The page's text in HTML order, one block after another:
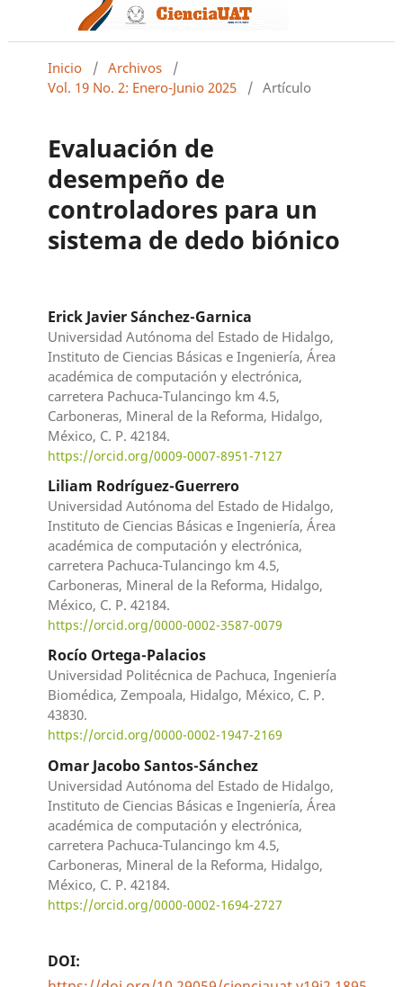
Inicio / Archivos
/
Vol. 19 No. 2: Enero-Junio 2025
/ Artículo
Evaluación de
desempeño de
controladores para un
sistema de dedo biónico
Erick Javier Sánchez-Garnica
Universidad Autónoma del Estado de Hidalgo,
Instituto de Ciencias Básicas e Ingeniería, Área
académica de computación y electrónica,
carretera Pachuca-Tulancingo km 4.5,
Carboneras, Mineral de la Reforma, Hidalgo,
México, C. P. 42184.
https://orcid.org/0009-0007-8951-7127
Liliam Rodríguez-Guerrero
Universidad Autónoma del Estado de Hidalgo,
Instituto de Ciencias Básicas e Ingeniería, Área
académica de computación y electrónica,
carretera Pachuca-Tulancingo km 4.5,
Carboneras, Mineral de la Reforma, Hidalgo,
México, C. P. 42184.
https://orcid.org/0000-0002-3587-0079
Rocío Ortega-Palacios
Universidad Politécnica de Pachuca, Ingeniería
Biomédica, Zempoala, Hidalgo, México, C. P.
43830.
https://orcid.org/0000-0002-1947-2169
Omar Jacobo Santos-Sánchez
Universidad Autónoma del Estado de Hidalgo,
Instituto de Ciencias Básicas e Ingeniería, Área
académica de computación y electrónica,
carretera Pachuca-Tulancingo km 4.5,
Carboneras, Mineral de la Reforma, Hidalgo,
México, C. P. 42184.
https://orcid.org/0000-0002-1694-2727
DOI: